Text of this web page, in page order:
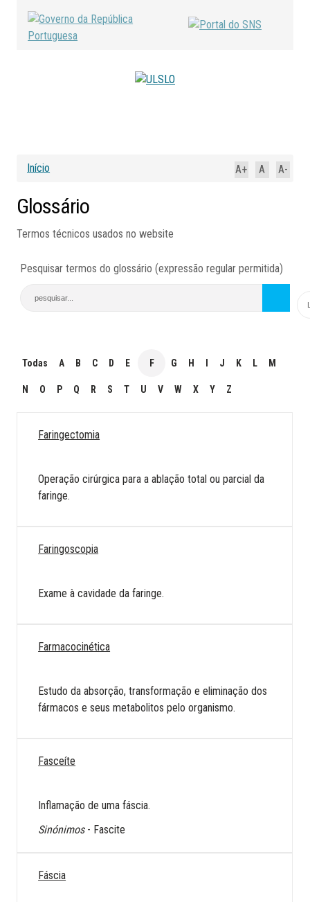
A-
A
A+
Início
Glossário
Termos técnicos usados no website
Pesquisar termos do glossário (expressão regular permitida)
Todas A B C D E F G H J K L M
N O P Q R S T U V W X Y Z
Faringectomia
Operação cirúrgica para a ablação total ou parcial da
faringe.
Faringoscopia
Exame à cavidade da faringe.
Farmacocinética
Estudo da absorção, transformação e eliminação dos
fármacos e seus metabolitos pelo organismo.
Fasceíte
Inflamação de uma fáscia.
Sinónimos- Fascite
Fáscia